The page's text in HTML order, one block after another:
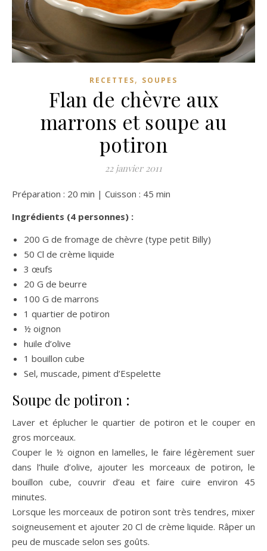
RECETTES, SOUPES
Flan de chèvre aux
marrons et soupe au
potiron
22 janvier 2011
Préparation : 20 min | Cuisson : 45 min
Ingrédients (4 personnes) :
200 G de fromage de chèvre (type petit Billy)
50 Cl de crème liquide
3 œufs
20 G de beurre
100 G de marrons
1 quartier de potiron
½ oignon
huile d’olive
1 bouillon cube
Sel, muscade, piment d’Espelette
Soupe de potiron :
Laver et éplucher le quartier de potiron et le couper en
gros morceaux.
Couper le ½ oignon en lamelles, le faire légèrement suer
dans l’huile d’olive, ajouter les morceaux de potiron, le
bouillon cube, couvrir d’eau et faire cuire environ 45
minutes.
Lorsque les morceaux de potiron sont très tendres, mixer
soigneusement et ajouter 20 Cl de crème liquide. Râper un
peu de muscade selon ses goûts.